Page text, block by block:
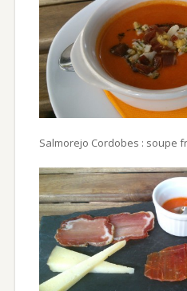
Salmorejo Cordobes : soupe